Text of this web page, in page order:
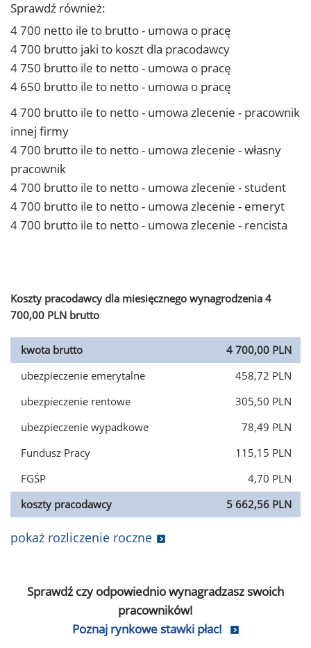
Sprawdź również:
4 700 netto ile to brutto - umowa o pracę
4 700 brutto jaki to koszt dla pracodawcy
4 750 brutto ile to netto - umowa o pracę
4 650 brutto ile to netto - umowa o pracę
4 700 brutto ile to netto - umowa zlecenie - pracownik
innej firmy
4 700 brutto ile to netto - umowa zlecenie - własny
pracownik
4 700 brutto ile to netto - umowa zlecenie - student
4 700 brutto ile to netto - umowa zlecenie - emeryt
4 700 brutto ile to netto - umowa zlecenie - rencista
Koszty pracodawcy dla miesięcznego wynagrodzenia 4
700,00 PLN brutto
kwota brutto
4 700,00 PLN
ubezpieczenie emerytalne
458,72 PLN
ubezpieczenie rentowe
305,50 PLN
ubezpieczenie wypadkowe
78,49 PLN
Fundusz Pracy
115,15 PLN
FGŚP
4,70 PLN
koszty pracodawcy
5 662,56 PLN
pokaż rozliczenie roczne
Sprawdź czy odpowiednio wynagradzasz swoich
pracowników!
Poznaj rynkowe stawki płac!